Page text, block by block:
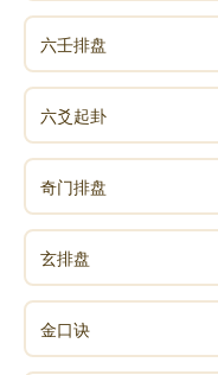
六壬排盘
六爻起卦
奇门排盘
玄排盘
金口诀